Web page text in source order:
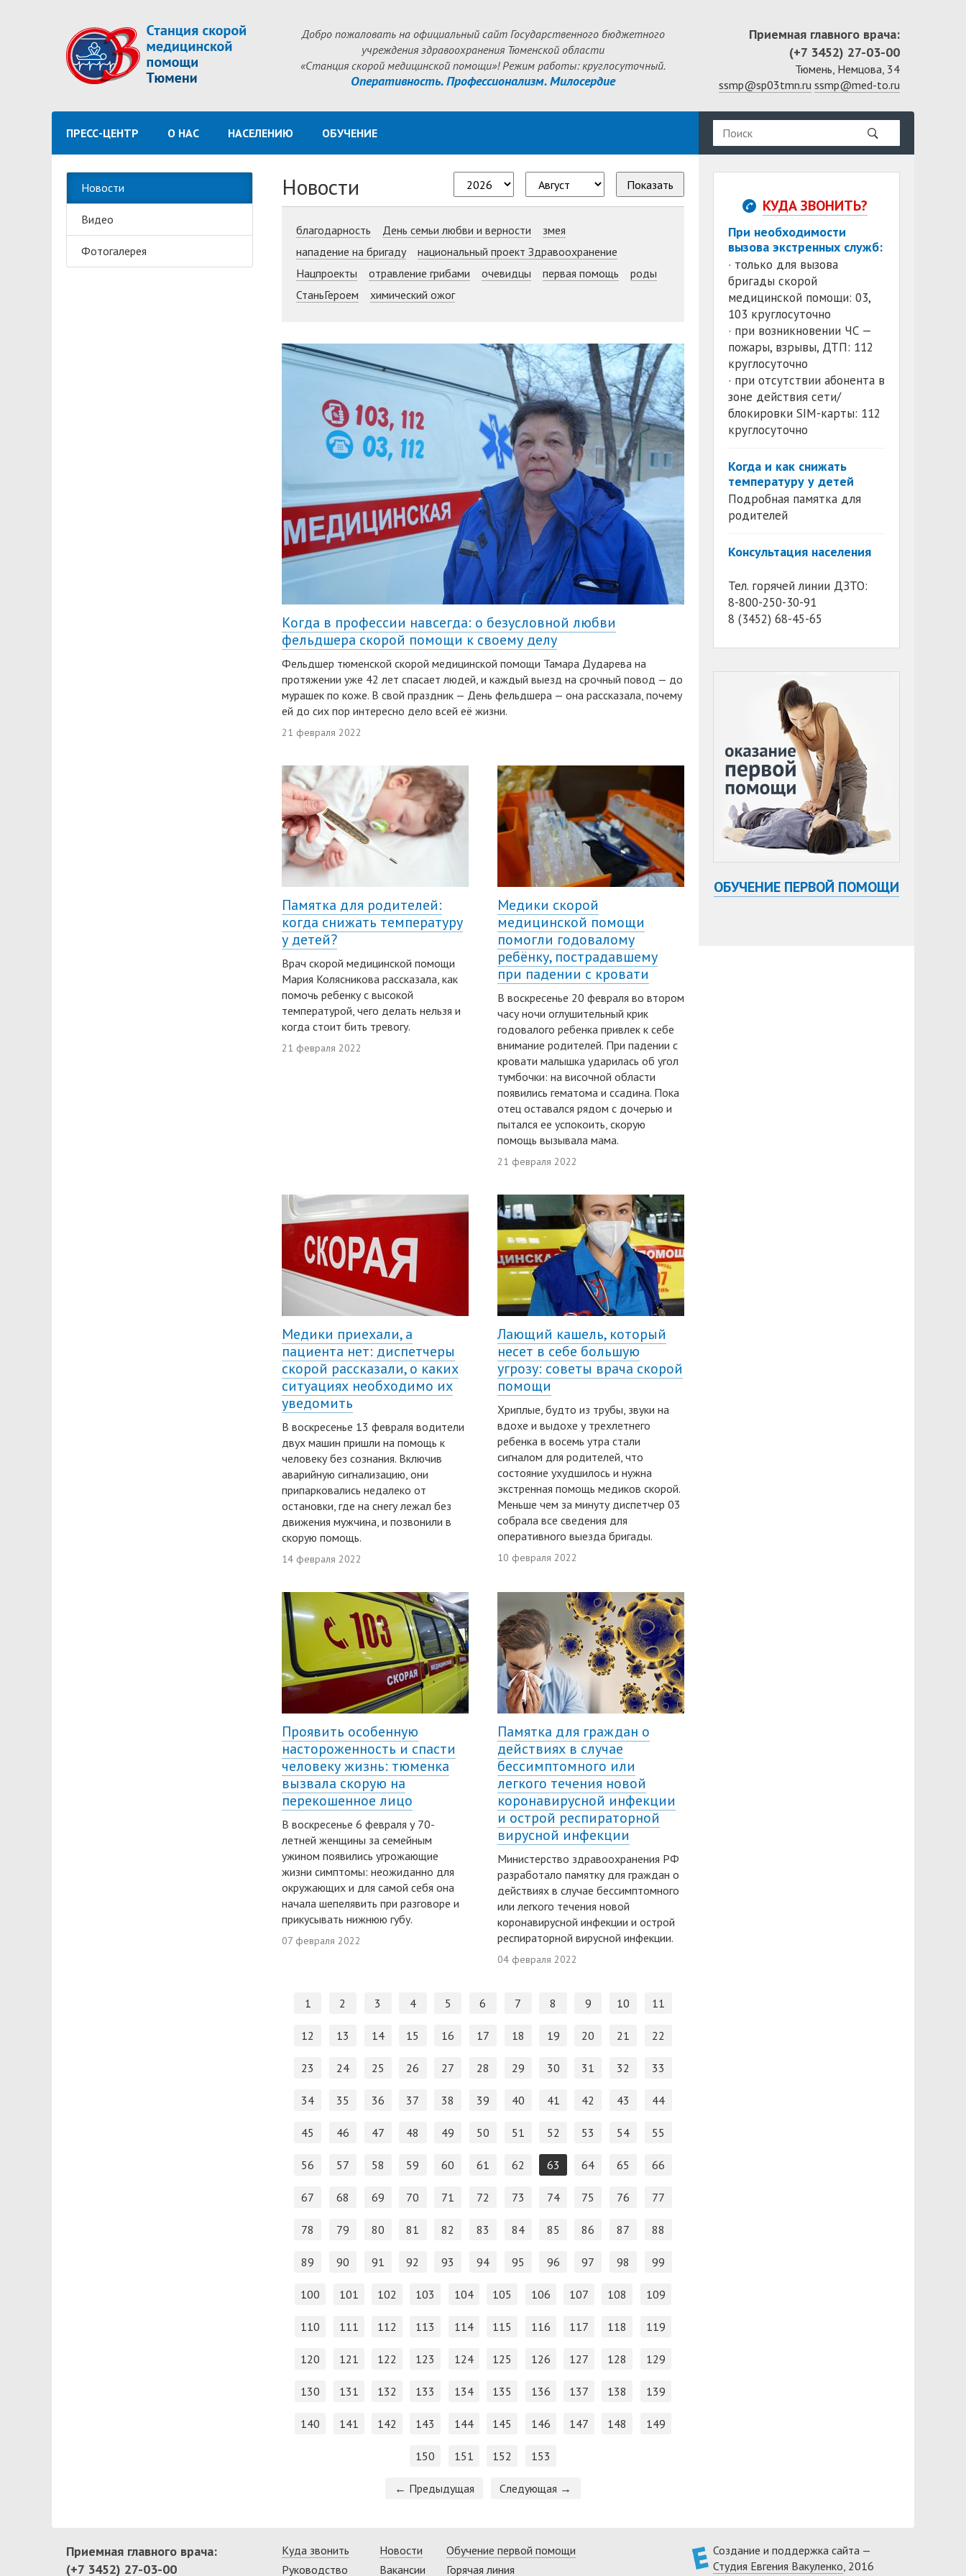
Добро пожаловать на официальный сайт Государственного бюджетного
учреждения здравоохранения Тюменской области
«Станция скорой медицинской помощи»! Режим работы: круглосуточный.
Оперативность. Профессионализм. Милосердие
Приемная главного врача:
(+7 3452) 27-03-00
Тюмень, Немцова, 34
ssmp@sp03tmn.ru ssmp@med-to.ru
ПРЕСС-ЦЕНТР О НАС НАСЕЛЕНИЮ ОБУЧЕНИЕ
Новости
Видео
Фотогалерея
Новости Показать
благодарность День семьи любви и верности
змея
нападение на бригаду
национальный проект Здравоохранение
Нацпроекты
отравление грибами очевидцы первая помощь
роды
СтаньГероем
химический ожог
Когда в профессии навсегда: о безусловной любви
фельдшера скорой помощи к своему делу
Фельдшер тюменской скорой медицинской помощи Тамара Дударева на
протяжении уже 42 лет спасает людей, и каждый выезд на срочный повод — до
мурашек по коже. В свой праздник — День фельдшера — она рассказала, почему
ей до сих пор интересно дело всей её жизни.
21 февраля 2022
Памятка для родителей:
когда снижать температуру
у детей?
Врач скорой медицинской помощи
Мария Колясникова рассказала, как
помочь ребенку с высокой
температурой, чего делать нельзя и
когда стоит бить тревогу.
21 февраля 2022
Медики скорой
медицинской помощи
помогли годовалому
ребёнку, пострадавшему
при падении с кровати
В воскресенье 20 февраля во втором
часу ночи оглушительный крик
годовалого ребенка привлек к себе
внимание родителей. При падении с
кровати малышка ударилась об угол
тумбочки: на височной области
появились гематома и ссадина. Пока
отец оставался рядом с дочерью и
пытался ее успокоить, скорую
помощь вызывала мама.
21 февраля 2022
Медики приехали, а
пациента нет: диспетчеры
скорой рассказали, о каких
ситуациях необходимо их
уведомить
В воскресенье 13 февраля водители
двух машин пришли на помощь к
человеку без сознания. Включив
аварийную сигнализацию, они
припарковались недалеко от
остановки, где на снегу лежал без
движения мужчина, и позвонили в
скорую помощь.
14 февраля 2022
Лающий кашель, который
несет в себе большую
угрозу: советы врача скорой
помощи
Хриплые, будто из трубы, звуки на
вдохе и выдохе у трехлетнего
ребенка в восемь утра стали
сигналом для родителей, что
состояние ухудшилось и нужна
экстренная помощь медиков скорой.
Меньше чем за минуту диспетчер 03
собрала все сведения для
оперативного выезда бригады.
10 февраля 2022
Проявить особенную
настороженность и спасти
человеку жизнь: тюменка
вызвала скорую на
перекошенное лицо
В воскресенье 6 февраля у 70-
летней женщины за семейным
ужином появились угрожающие
жизни симптомы: неожиданно для
окружающих и для самой себя она
начала шепелявить при разговоре и
прикусывать нижнюю губу.
07 февраля 2022
Памятка для граждан о
действиях в случае
бессимптомного или
легкого течения новой
коронавирусной инфекции
и острой респираторной
вирусной инфекции
Министерство здравоохранения РФ
разработало памятку для граждан о
действиях в случае бессимптомного
или легкого течения новой
коронавирусной инфекции и острой
респираторной вирусной инфекции.
04 февраля 2022
1 2 3 4 5 6 7 8 9 10 11
12 13 14 15 16 17 18 19 20 21 22
23 24 25 26 27 28 29 30 31 32 33
34 35 36 37 38 39 40 41 42 43 44
45 46 47 48 49 50 51 52 53 54 55
56 57 58 59 60 61 62 63 64 65 66
67 68 69 70 71 72 73 74 75 76 77
78 79 80 81 82 83 84 85 86 87 88
89 90 91 92 93 94 95 96 97 98 99
100 101 102 103 104 105 106 107 108 109
110 111 112 113 114 115 116 117 118 119
120 121 122 123 124 125 126 127 128 129
130 131 132 133 134 135 136 137 138 139
140 141 142 143 144 145 146 147 148 149
150 151 152 153
← Предыдущая Следующая →
КУДА ЗВОНИТЬ?
При необходимости
вызова экстренных служб:
· только для вызова
бригады скорой
медицинской помощи: 03,
103 круглосуточно
· при возникновении ЧС —
пожары, взрывы, ДТП: 112
круглосуточно
· при отсутствии абонента в
зоне действия сети/
блокировки SIM-карты: 112
круглосуточно
Когда и как снижать
температуру у детей
Подробная памятка для
родителей
Консультация населения
Тел. горячей линии ДЗТО:
8-800-250-30-91
8 (3452) 68-45-65
ОБУЧЕНИЕ ПЕРВОЙ ПОМОЩИ
Приемная главного врача:
(+7 3452) 27-03-00
Куда звонить
Руководство
Новости
Вакансии
Обучение первой помощи
Горячая линия
Создание и поддержка сайта —
Студия Евгения Вакуленко, 2016